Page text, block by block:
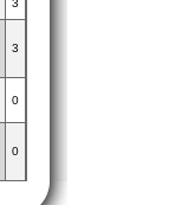
3
3
0
0